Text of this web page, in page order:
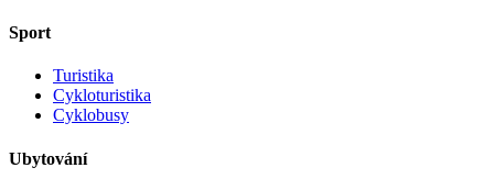
Sport
Turistika
Cykloturistika
Cyklobusy
Ubytování